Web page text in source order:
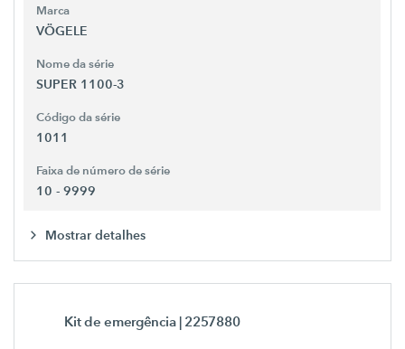
Marca
VÖGELE
Nome da série
SUPER 1100-3
Código da série
1011
Faixa de número de série
10 - 9999
Mostrar detalhes
Kit de emergência | 2257880